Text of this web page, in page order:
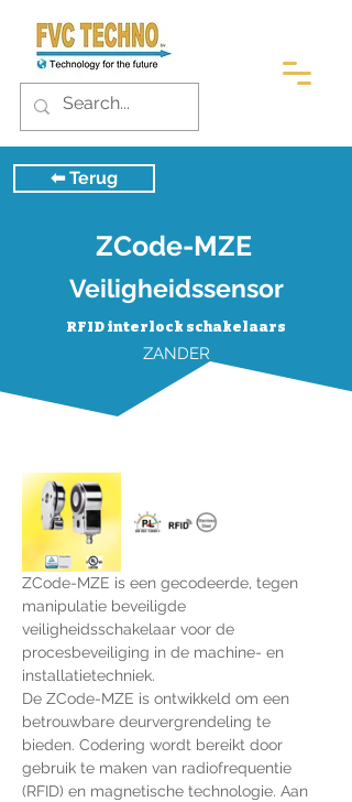
⬅︎ Terug
ZCode-MZE
Veiligheidssensor
RFID interlock schakelaars
ZANDER
ZCode-MZE is een gecodeerde, tegen
manipulatie beveiligde
veiligheidsschakelaar voor de
procesbeveiliging in de machine- en
installatietechniek.
De ZCode-MZE is ontwikkeld om een
betrouwbare deurvergrendeling te
bieden. Codering wordt bereikt door
gebruik te maken van radiofrequentie
(RFID) en magnetische technologie. Aan